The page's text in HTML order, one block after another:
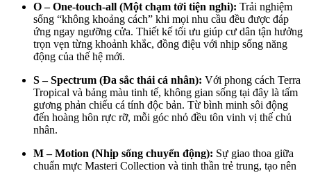
O – One-touch-all (Một chạm tới tiện nghi): Trải nghiệm
sống “không khoảng cách” khi mọi nhu cầu đều được đáp
ứng ngay ngưỡng cửa. Thiết kế tối ưu giúp cư dân tận hưởng
trọn vẹn từng khoảnh khắc, đồng điệu với nhịp sống năng
động của thế hệ mới.
S – Spectrum (Đa sắc thái cá nhân): Với phong cách Terra
Tropical và bảng màu tinh tế, không gian sống tại đây là tấm
gương phản chiếu cá tính độc bản. Từ bình minh sôi động
đến hoàng hôn rực rỡ, mỗi góc nhỏ đều tôn vinh vị thế chủ
nhân.
M – Motion (Nhịp sống chuyển động): Sự giao thoa giữa
chuẩn mực Masteri Collection và tinh thần trẻ trung, tạo nên